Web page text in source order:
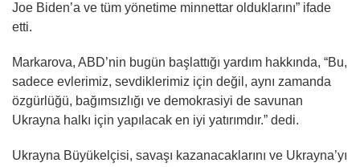
Joe Biden’a ve tüm yönetime minnettar olduklarını” ifade
etti.
Markarova, ABD’nin bugün başlattığı yardım hakkında, “Bu,
sadece evlerimiz, sevdiklerimiz için değil, aynı zamanda
özgürlüğü, bağımsızlığı ve demokrasiyi de savunan
Ukrayna halkı için yapılacak en iyi yatırımdır.” dedi.
Ukrayna Büyükelçisi, savaşı kazanacaklarını ve Ukrayna’yı